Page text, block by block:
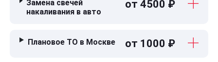
Замена свечей
накаливания в авто
от 4500 ₽
Плановое ТО в Москве от 1000 ₽